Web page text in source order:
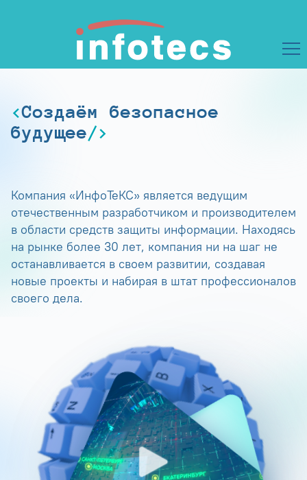
Создаём безопасное
будущее
Компания «ИнфоТеКС» является ведущим
отечественным разработчиком и производителем
в области средств защиты информации. Находясь
на рынке более 30 лет, компания ни на шаг не
останавливается в своем развитии, создавая
новые проекты и набирая в штат профессионалов
своего дела.